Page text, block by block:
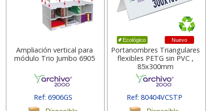
Ampliación vertical para
módulo Trio Jumbo 6905
Ref: 6906GS
Ecológico Nuevo
Portanombres Triangulares
flexibles PETG sin PVC ,
85x300mm
Ref: 80404VCSTP
[ 174547 ]